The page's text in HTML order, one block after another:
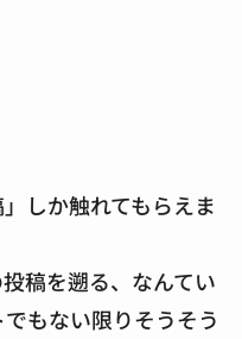
しか触れてもらえま
稿を遡る、なんてい
もない限りそうそう